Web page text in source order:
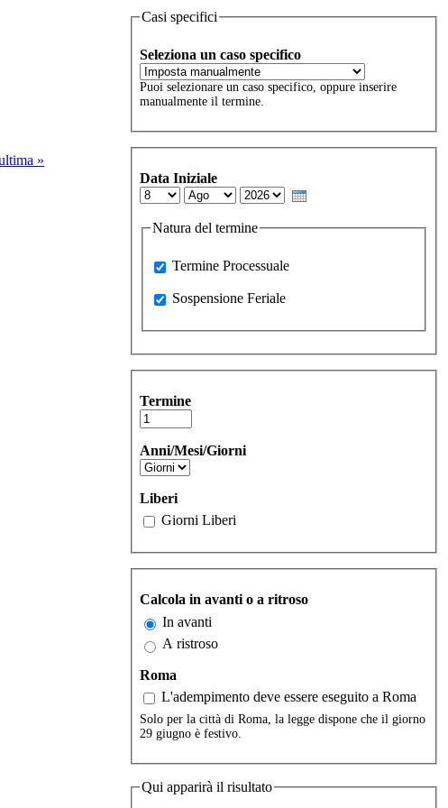
»
Casi specifici
Seleziona un caso specifico
Puoi selezionare un caso specifico, oppure inserire
manualmente il termine.
Data Iniziale
Day
Month Year
Natura del termine
Processuale
Termine Processuale
Sospensione Feriale
Sospensione Feriale
Termine
Anni/Mesi/Giorni
Liberi
Giorni Liberi
Calcola in avanti o a ritroso
In avanti
A ristroso
Roma
L'adempimento deve essere eseguito a Roma
Solo per la città di Roma, la legge dispone che il giorno
29 giugno è festivo.
Qui apparirà il risultato